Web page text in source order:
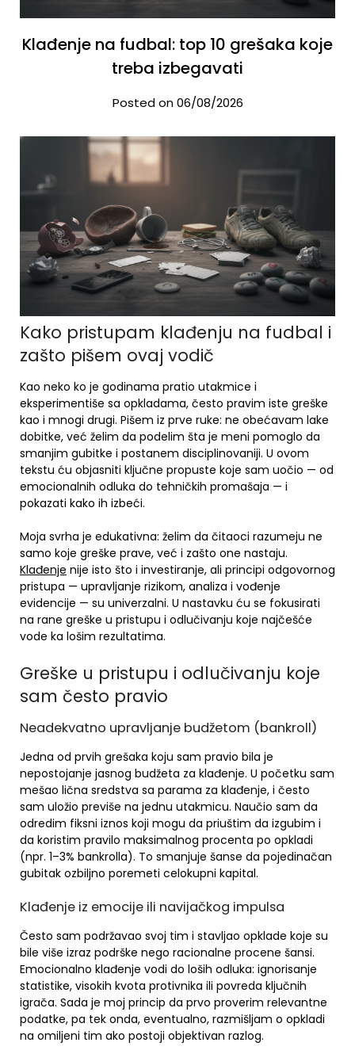
Klađenje na fudbal: top 10 grešaka koje
treba izbegavati
Posted on 06/08/2026
Kako pristupam klađenju na fudbal i
zašto pišem ovaj vodič
Kao neko ko je godinama pratio utakmice i
eksperimentiše sa opkladama, često pravim iste greške
kao i mnogi drugi. Pišem iz prve ruke: ne obećavam lake
dobitke, već želim da podelim šta je meni pomoglo da
smanjim gubitke i postanem disciplinovaniji. U ovom
tekstu ću objasniti ključne propuste koje sam uočio — od
emocionalnih odluka do tehničkih promašaja — i
pokazati kako ih izbeći.
Moja svrha je edukativna: želim da čitaoci razumeju ne
samo koje greške prave, već i zašto one nastaju.
Klađenje nije isto što i investiranje, ali principi odgovornog
pristupa — upravljanje rizikom, analiza i vođenje
evidencije — su univerzalni. U nastavku ću se fokusirati
na rane greške u pristupu i odlučivanju koje najčešće
vode ka lošim rezultatima.
Greške u pristupu i odlučivanju koje
sam često pravio
Neadekvatno upravljanje budžetom (bankroll)
Jedna od prvih grešaka koju sam pravio bila je
nepostojanje jasnog budžeta za klađenje. U početku sam
mešao lična sredstva sa parama za klađenje, i često
sam uložio previše na jednu utakmicu. Naučio sam da
odredim fiksni iznos koji mogu da priuštim da izgubim i
da koristim pravilo maksimalnog procenta po opkladi
(npr. 1–3% bankrolla). To smanjuje šanse da pojedinačan
gubitak ozbiljno poremeti celokupni kapital.
Klađenje iz emocije ili navijačkog impulsa
Često sam podržavao svoj tim i stavljao opklade koje su
bile više izraz podrške nego racionalne procene šansi.
Emocionalno klađenje vodi do loših odluka: ignorisanje
statistike, visokih kvota protivnika ili povreda ključnih
igrača. Sada je moj princip da prvo proverim relevantne
podatke, pa tek onda, eventualno, razmišljam o opkladi
na omiljeni tim ako postoji objektivan razlog.